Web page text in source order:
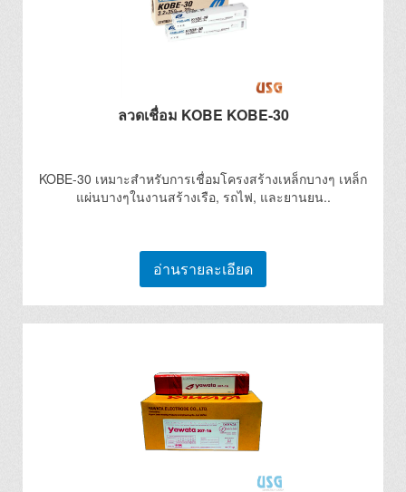
ลวดเชื่อม KOBE KOBE-30
KOBE-30 เหมาะสำหรับการเชื่อมโครงสร้างเหล็กบางๆ เหล็ก
แผ่นบางๆในงานสร้างเรือ, รถไฟ, และยานยน..
อ่านรายละเอียด